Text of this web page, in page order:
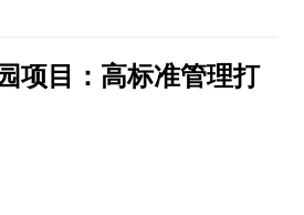
项目：高标准管理打